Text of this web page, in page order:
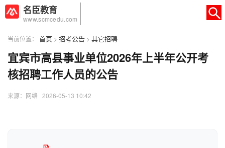
名臣教育
www.scmcedu.com
当前位置： 首页 > 招考公告 > 其它招聘
宜宾市高县事业单位2026年上半年公开考
核招聘工作人员的公告
来源：网络 2026-05-13 10:42
AI智能助手 转人工